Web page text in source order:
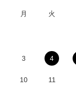
月 火
3 4
10 11